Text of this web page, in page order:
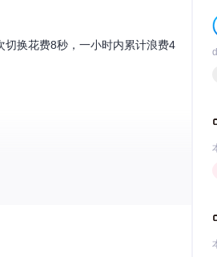
换花费8秒，一小时内累计浪费4
动态启动间隔控制（默认5秒/实